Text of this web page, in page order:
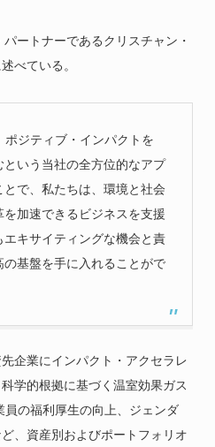
ートナーであるクリスチャン・
べている。
ポジティブ・インパクトを
いう当社の全方位的なアプ
で、私たちは、環境と社会
加速できるビジネスを支援
キサイティングな機会と責
基盤を手に入れることがで
企業にインパクト・アクセラレ
学的根拠に基づく温室効果ガス
員の福利厚生の向上、ジェンダ
、資産別およびポートフォリオ